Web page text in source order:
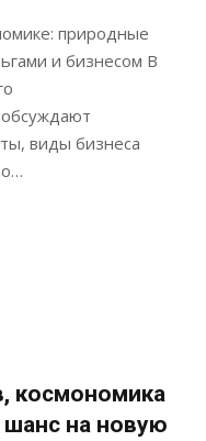
природные
и бизнесом В
виды бизнеса
космономика
шанс на новую